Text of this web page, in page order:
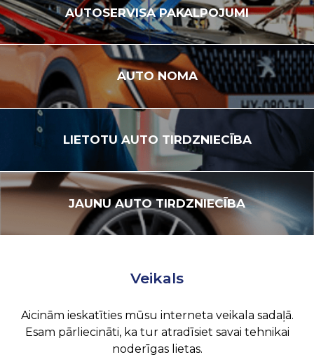
AUTOSERVISAPAKALPOJUMI
AUTONOMA
LIETOTUAUTO TIRDZNIECĪBA
JAUNUAUTO TIRDZNIECĪBA
Veikals
Aicinām ieskatīties mūsu interneta veikala sadaļā.
Esam pārliecināti, ka tur atradīsiet savai tehnikai
noderīgas lietas.